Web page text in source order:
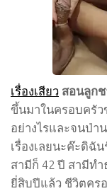
เรื่องเสียว สอนลูกช
ขึ้นมาในครอบครัว
อย่างไรและจนป่า
เรื่องเลยนะค๊ะดิฉั
สามีก็ 42 ปี สามีท
ยี่สิบปีแล้ว ชีวิตคร